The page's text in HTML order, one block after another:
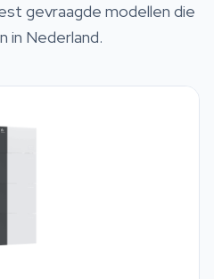
gevraagde modellen die
in Nederland.